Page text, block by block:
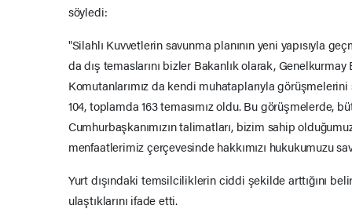
söyledi:
"Silahlı Kuvvetlerin savunma planının yeni yapısıyla
da dış temaslarını bizler Bakanlık olarak, Genelkurmay
Komutanlarımız da kendi muhataplarıyla
104, toplamda 163 temasımız oldu. Bu görüşmelerde,
Cumhurbaşkanımızın talimatları, bizim sahip
menfaatlerimiz çerçevesinde hakkımızı hukukumuzu
Yurt dışındaki temsilciliklerin ciddi şekilde arttığını
ulaştıklarını ifade etti.